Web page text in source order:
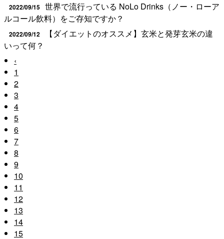
2022/09/15 世界で流行っている NoLo Drinks（ノー・ローア
ルコール飲料）をご存知ですか？
2022/09/12
【ダイエットのオススメ】玄米と発芽玄米の違
いって何？
‹
1
2
3
4
5
6
7
8
9
10
11
12
13
14
15